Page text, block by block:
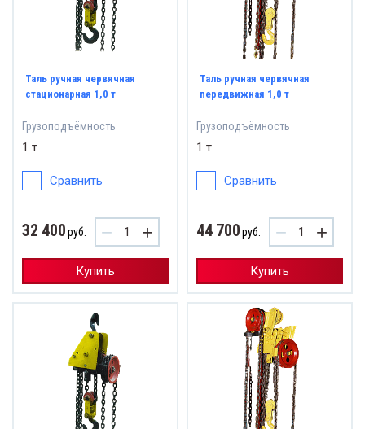
Таль ручная червячная
стационарная 1,0 т
Грузоподъёмность
1 т
Сравнить
32 400руб. − +
Купить
Таль ручная червячная
передвижная 1,0 т
Грузоподъёмность
1 т
Сравнить
44 700руб. − +
Купить